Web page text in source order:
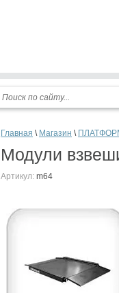
Главная \ Магазин \
Модули
Артикул: m64